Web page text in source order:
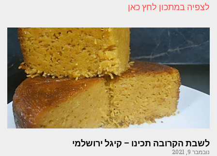
לצפיה במתכון לחץ כאן
לשבת הקרובה תכינו – קיגל ירושלמי
נובמבר 9, 2021